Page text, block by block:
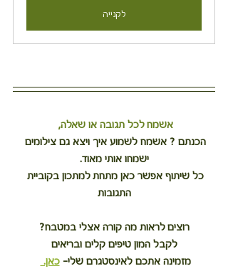
לקנייה
אשמח לכל תגובה או שאלה,
הכנתם ? אשמח לשמוע איך ויצא גם צילומים
ישמחו אותי מאוד.
כל שיתוף אפשר כאן מתחת למתכון בקוביית
התגובות
רוצים לראות מה קורה אצלי במטבח?
לקבל המון טיפים קלים ובריאים
מזמינה אתכם לאינסטגרם שלי– כאן.